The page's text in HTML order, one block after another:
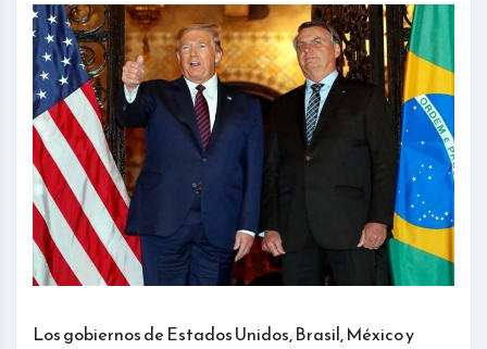
Los gobiernos de Estados Unidos, Brasil, México y